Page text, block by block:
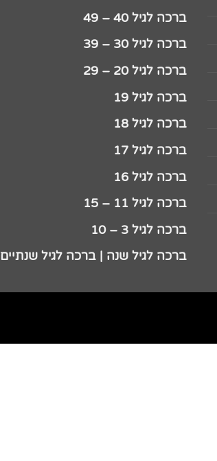
ברכה לגיל 40 – 49
ברכה לגיל 30 – 39
ברכה לגיל 20 – 29
ברכה לגיל 19
ברכה לגיל 18
ברכה לגיל 17
ברכה לגיל 16
ברכה לגיל 11 – 15
ברכה לגיל 3 – 10
ברכה לגיל שנה | ברכה לגיל שנתיים